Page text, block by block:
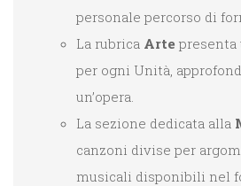
personale percorso di
La rubrica Arte
per ogni Unità,
un’opera.
La sezione dedicata alla
canzoni divise per
musicali disponibili nel